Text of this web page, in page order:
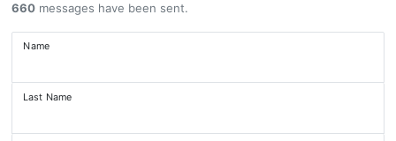
660 messages have been sent.
Name
Last Name